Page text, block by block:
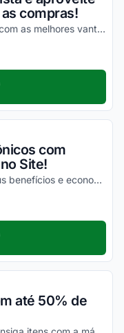
compras!
Não fique de fora dessa e aproveite com as melhores vantagens em todas as suas compras online!
com
Site!
Aproveite agora mesmo todos os seus benefícios e economize da melhor maneira possível em todas as suas compras online!
até 50% de